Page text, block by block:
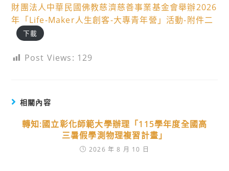
財團法人中華民國佛教慈濟慈善事業基金會舉辦2026
年「Life-Maker人生創客-大專青年營」活動-附件二
下載
Post Views: 129
相關內容
轉知:國立彰化師範大學辦理「115學年度全國高
三暑假學測物理複習計畫」
2026 年 8 月 10 日